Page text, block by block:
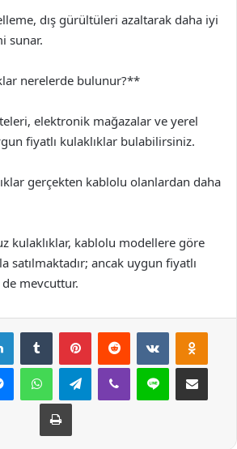
dış gürültüleri azaltarak daha iyi
sunar.
nerelerde bulunur?**
elektronik mağazalar ve yerel
fiyatlı kulaklıklar bulabilirsiniz.
gerçekten kablolu olanlardan daha
kulaklıklar, kablolu modellere göre
satılmaktadır; ancak uygun fiyatlı
mevcuttur.
LinkedInTumblr PinterestReddit VKontakte
MessengerWhatsAppTelegramViber Line E-Posta ile
Yazdır